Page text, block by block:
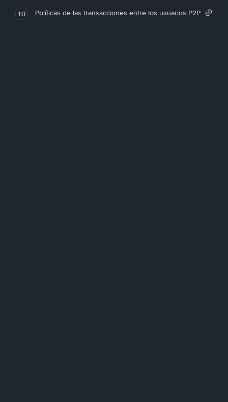
10 Políticas de las transacciones entre los usuarios P2P